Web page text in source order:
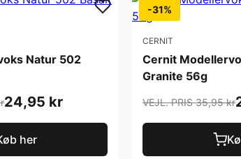
Natur 502
24,95 kr
her
-31%
CERNIT
Cernit
Granite 56g
VEJL. PRIS 35,95 kr